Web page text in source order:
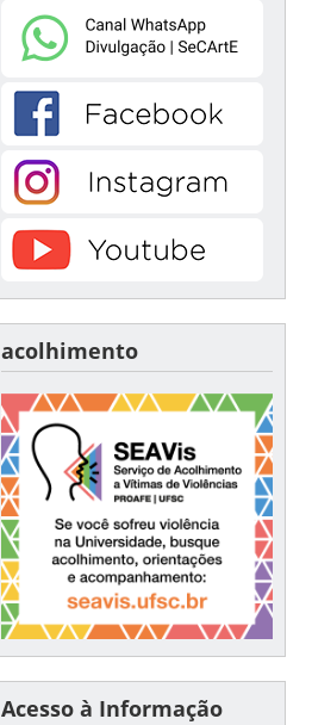
acolhimento
Acesso à Informação